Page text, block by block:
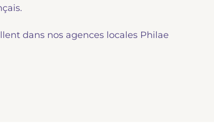
Découvrez nos gammes spécialisées.
Demander un devis marbrerie
dans nos agences locales Philae